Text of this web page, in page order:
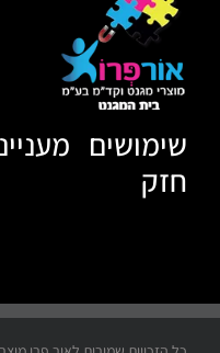
שימושים
חזק
6